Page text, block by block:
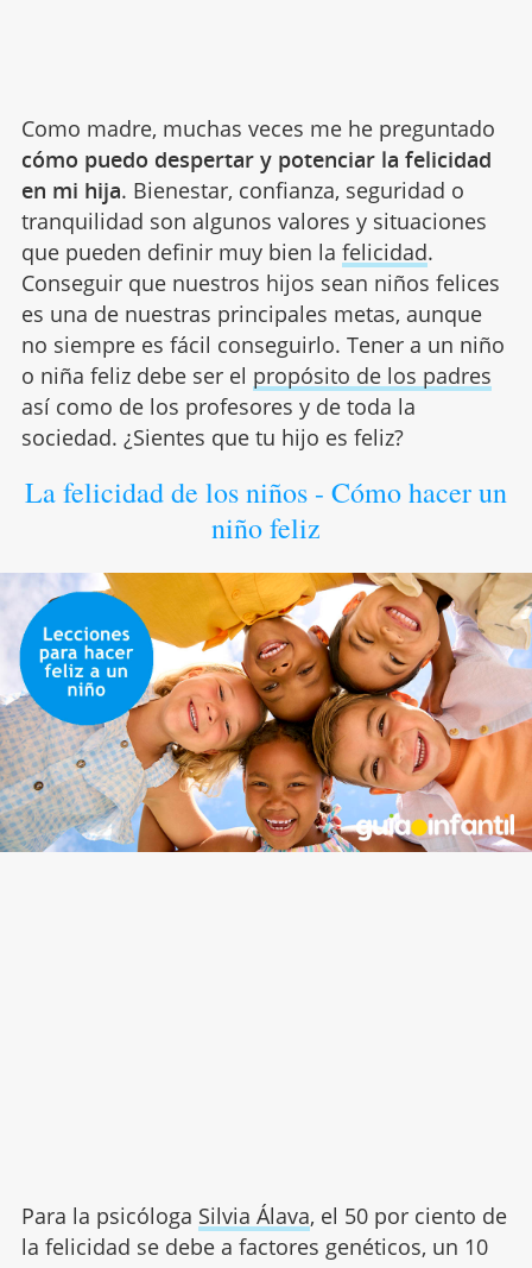
Como madre, muchas veces me he preguntado
cómo puedo despertar y potenciar la felicidad
en mi hija. Bienestar, confianza, seguridad o
tranquilidad son algunos valores y situaciones
que pueden definir muy bien la felicidad.
Conseguir que nuestros hijos sean niños felices
es una de nuestras principales metas, aunque
no siempre es fácil conseguirlo. Tener a un niño
o niña feliz debe ser el propósito de los padres
así como de los profesores y de toda la
sociedad. ¿Sientes que tu hijo es feliz?
La felicidad de los niños - Cómo hacer un
niño feliz
Para la psicóloga Silvia Álava, el 50 por ciento de
la felicidad se debe a factores genéticos, un 10